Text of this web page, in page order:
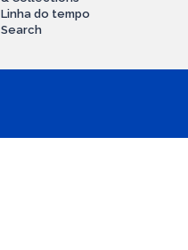
Linha do tempo
Search